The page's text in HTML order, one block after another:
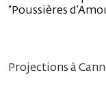
“Poussières
Projections à